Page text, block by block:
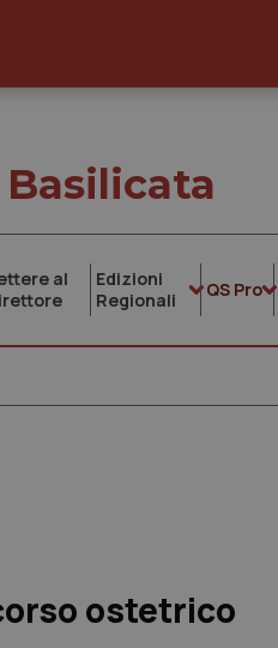
Basilicata
al
Edizioni
Regionali
QS Pro
ostetrico